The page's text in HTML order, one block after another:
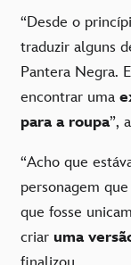
“Desde o
traduzir alguns
Pantera Negra.
encontrar uma
para a roupa”,
“Acho que
personagem
que fosse
criar uma